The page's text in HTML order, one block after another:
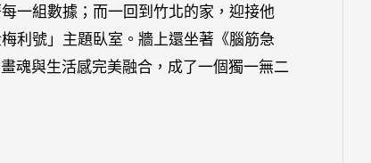
一組數據；而一回到竹北的家，迎接他
利號」主題臥室。牆上還坐著《腦筋急
魂與生活感完美融合，成了一個獨一無二